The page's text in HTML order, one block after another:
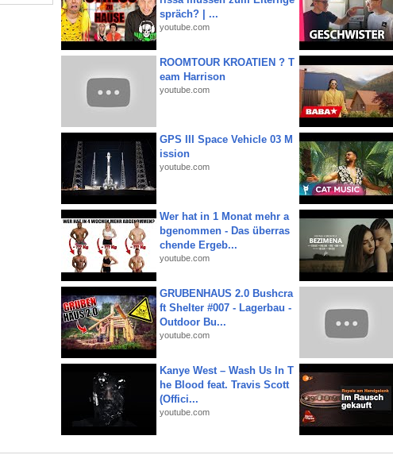
spräch? | ...
youtube.com
ROOMTOUR KROATIEN ? T
eam Harrison
youtube.com
GPS III Space Vehicle 03 M
ission
youtube.com
Wer hat in 1 Monat mehr a
bgenommen - Das überras
chende Ergeb...
youtube.com
GRUBENHAUS 2.0 Bushcra
ft Shelter #007 - Lagerbau -
Outdoor Bu...
youtube.com
Kanye West – Wash Us In T
he Blood feat. Travis Scott
(Offici...
youtube.com